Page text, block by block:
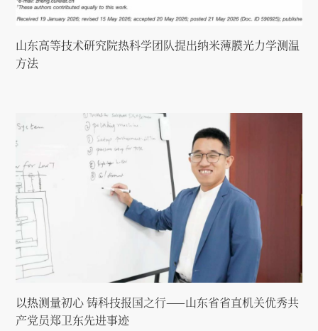
山东高等技术研究院热科学团队提出纳米薄膜光力学测温
方法
以热测量初心 铸科技报国之行——山东省省直机关优秀共
产党员郑卫东先进事迹